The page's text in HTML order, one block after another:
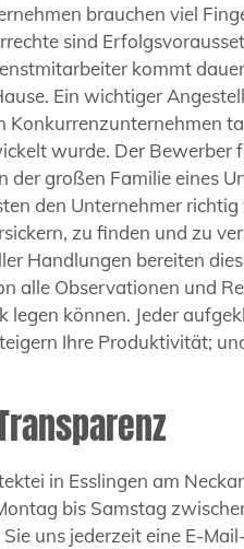
brauchen viel
sind
kommt
Ein wichtiger
Konkurrenzunternehmen
wurde. Der Bewerber
der großen Familie eines
den Unternehmer
zu finden und zu
Handlungen bereiten
alle Observationen und
legen können. Jeder
Ihre Produktivität;
in Esslingen am
bis Samstag
uns jederzeit eine E-